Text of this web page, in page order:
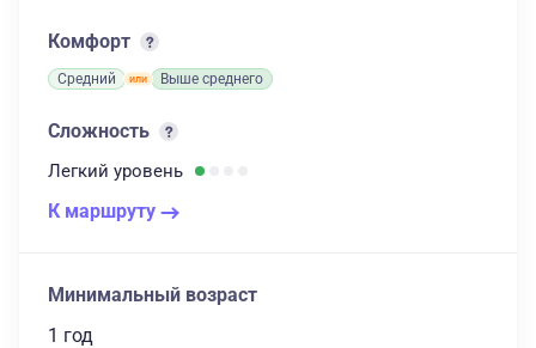
Комфорт
Средний Выше среднего
Сложность
Легкий уровень
К маршруту
Минимальный возраст
1 год